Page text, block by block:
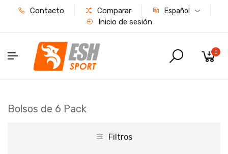
Contacto Comparar Español
Inicio de sesión
0
Bolsos de 6 Pack
Filtros